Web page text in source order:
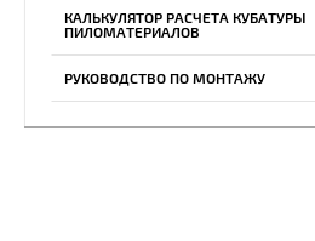
КАЛЬКУЛЯТОР РАСЧЕТА КУБАТУРЫ
ПИЛОМАТЕРИАЛОВ
РУКОВОДСТВО ПО МОНТАЖУ